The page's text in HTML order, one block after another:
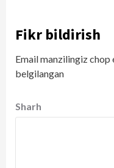
Fikr bildirish
Email manzilingiz chop
belgilangan
Sharh